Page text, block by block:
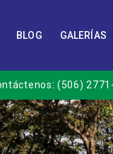
BLOG GALERÍAS
(506)